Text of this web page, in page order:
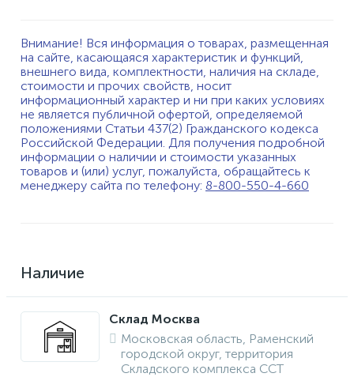
Внимание! Вся информация о товарах, размещенная
на сайте, касающаяся характеристик и функций,
внешнего вида, комплектности, наличия на складе,
стоимости и прочих свойств, носит
информационный характер и ни при каких условиях
не является публичной офертой, определяемой
положениями Статьи 437(2) Гражданского кодекса
Российской Федерации. Для получения подробной
информации о наличии и стоимости указанных
товаров и (или) услуг, пожалуйста, обращайтесь к
менеджеру сайта по телефону: 8-800-550-4-660
Наличие
Склад Москва
Московская область, Раменский
городской округ, территория
Складского комплекса ССТ